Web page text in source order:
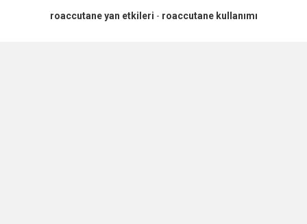
roaccutane yan etkileri - roaccutane kullanımı